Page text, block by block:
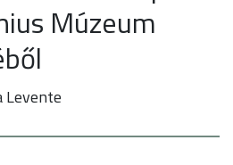
Múzeum
Levente